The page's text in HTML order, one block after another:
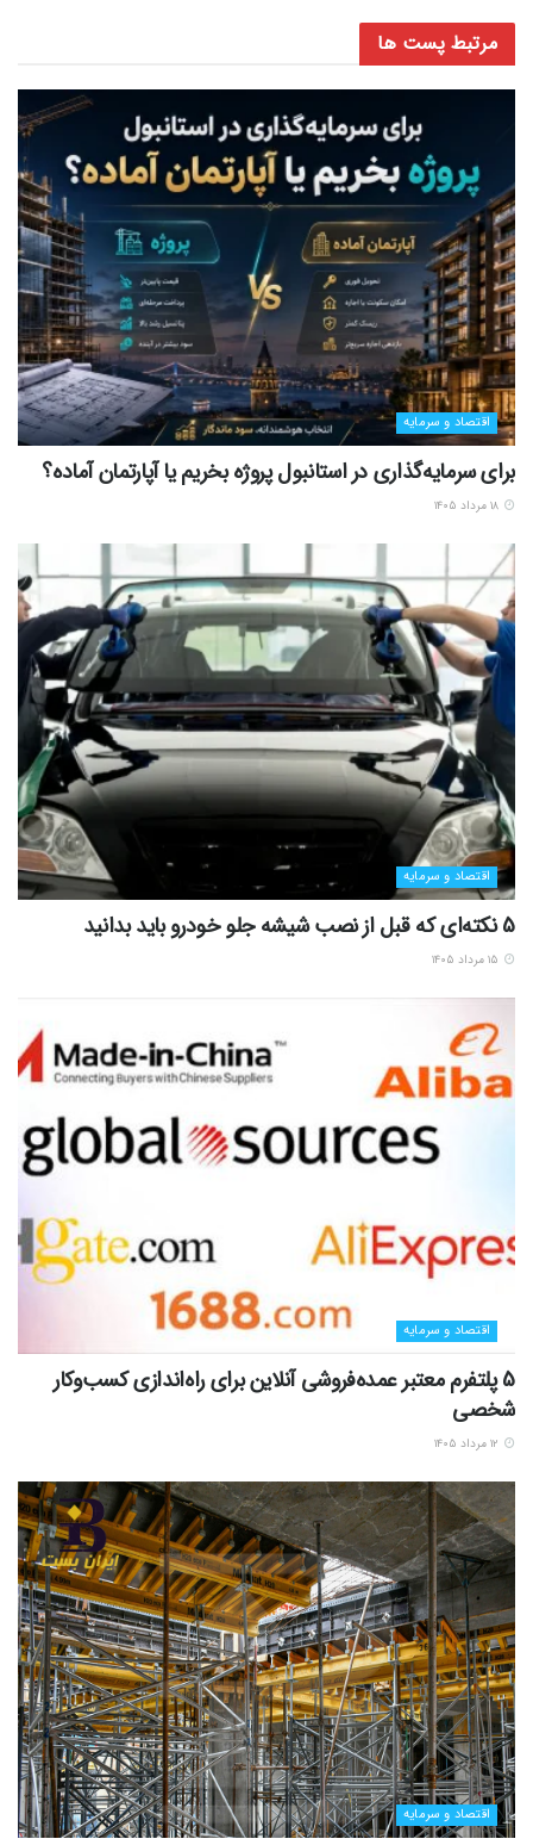
مرتبط پست ها
اقتصاد و سرمایه
برای سرمایه‌گذاری در استانبول پروژه بخریم یا آپارتمان آماده؟
اقتصاد و سرمایه
5 نکته‌ای که قبل از نصب شیشه جلو خودرو باید بدانید
اقتصاد و سرمایه
5 پلتفرم معتبر عمده‌فروشی آنلاین برای راه‌اندازی کسب‌وکار
شخصی
اقتصاد و سرمایه